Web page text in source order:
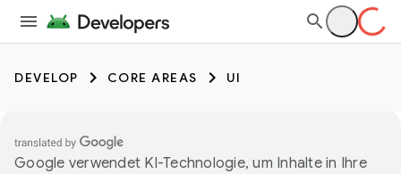
DEVELOP CORE AREAS UI
Google verwendet KI-Technologie, um Inhalte in Ihre